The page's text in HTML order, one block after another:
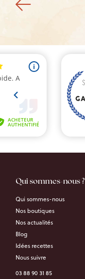
Qui sommes-nous ?
Qui sommes-nous
Nos boutiques
Nos actualités
Blog
Idées recettes
Nous suivre
03 88 90 31 85